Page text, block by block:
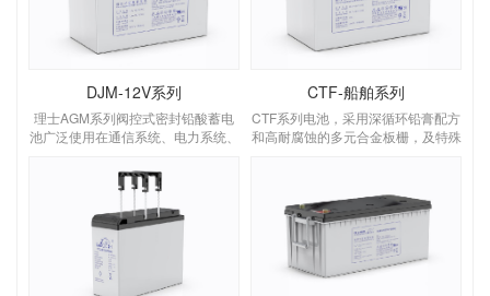
DJM-12V系列
理士AGM系列阀控式密封铅酸蓄电
池广泛使用在通信系统、电力系统、
消防和安全警报系统、太阳能、风能
系统、计算机备用电源、便携式仪
器、仪表、医疗系统设备、电动车、
电动工具等1. 长时间放电特性。2.
适用于备用和储能电源使用。3. 特殊
的极板设计，循环使用寿命长。4. 特
殊的铅钙合金配方
CTF-船舶系列
CTF系列电池，采用深循环铅膏配方
和高耐腐蚀的多元合金板栅，及特殊
自放电率，安装灵活、维护便捷等特
点。超强的蓄电池恢复能力：由于理
士12V、2V系列船舶用阀控密封铅酸
蓄电池采用了独特的设计，极板活性
物质中及电解液添加了独特的添加
剂，使电池深放电